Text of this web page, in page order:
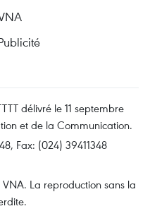
délivré le 11 septembre
et de la Communication.
Fax: (024) 39411348
La reproduction sans la